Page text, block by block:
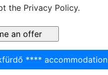
the Privacy Policy.
**** accommodation